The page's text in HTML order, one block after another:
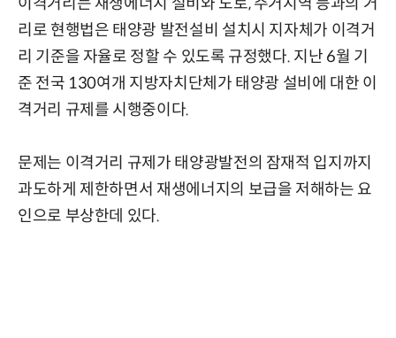
리로 현행법은 태양광 발전설비 설치시 지자체가 이격거
리 기준을 자율로 정할 수 있도록 규정했다. 지난 6월 기
준 전국 130여개 지방자치단체가 태양광 설비에 대한 이
격거리 규제를 시행중이다.
문제는 이격거리 규제가 태양광발전의 잠재적 입지까지
과도하게 제한하면서 재생에너지의 보급을 저해하는 요
인으로 부상한데 있다.